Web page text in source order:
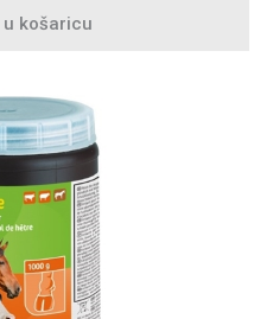
u košaricu